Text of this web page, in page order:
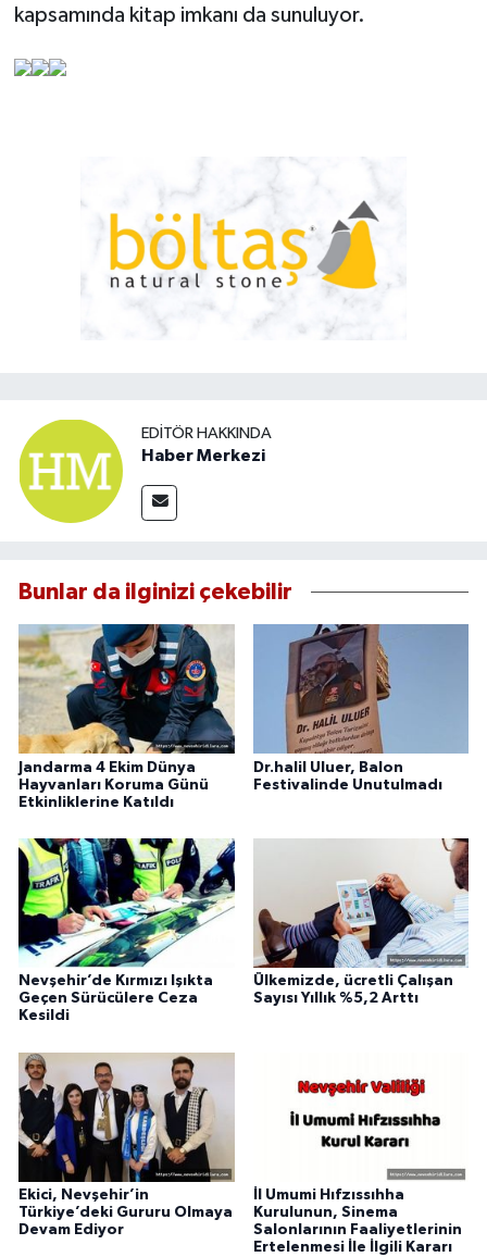
kapsamında kitap imkanı da sunuluyor.
EDITÖR HAKKINDA
Haber Merkezi
Bunlar da ilginizi çekebilir
Jandarma 4 Ekim Dünya
Hayvanları Koruma Günü
Etkinliklerine Katıldı
Dr.halil Uluer, Balon
Festivalinde Unutulmadı
Nevşehir’de Kırmızı Işıkta
Geçen Sürücülere Ceza
Kesildi
Ülkemizde, ücretli Çalışan
Sayısı Yıllık %5,2 Arttı
Ekici, Nevşehir’in
Türkiye’deki Gururu Olmaya
Devam Ediyor
İl Umumi Hıfzıssıhha
Kurulunun, Sinema
Salonlarının Faaliyetlerinin
Ertelenmesi İle İlgili Kararı